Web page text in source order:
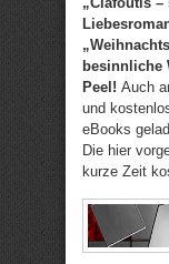
besinnliche
Peel! Auch
und
eBooks
Die hier
kurze Zeit